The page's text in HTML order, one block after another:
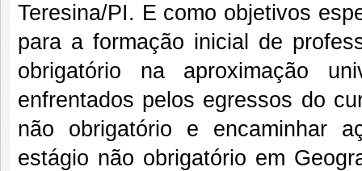
Teresina/PI. E como objetivos
para a formação inicial de
obrigatório na aproximação
enfrentados pelos egressos do
não obrigatório e encaminhar
estágio não obrigatório em